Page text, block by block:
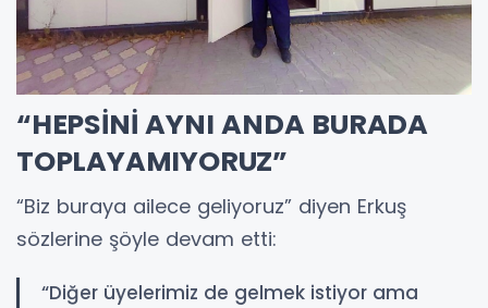
“HEPSİNİ AYNI ANDA BURADA
TOPLAYAMIYORUZ”
​“Biz buraya ailece geliyoruz” diyen Erkuş
sözlerine şöyle devam etti:
“Diğer üyelerimiz de gelmek istiyor ama